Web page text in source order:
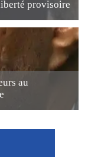
provisoire
au